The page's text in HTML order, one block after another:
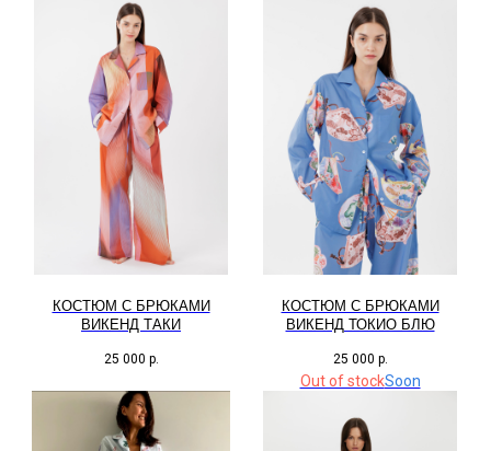
КОCТЮМ С БРЮКАМИ
ВИКЕНД ТАКИ
25 000 р.
КОСТЮМ С БРЮКАМИ
ВИКЕНД ТОКИО БЛЮ
25 000 р.
Out of stock